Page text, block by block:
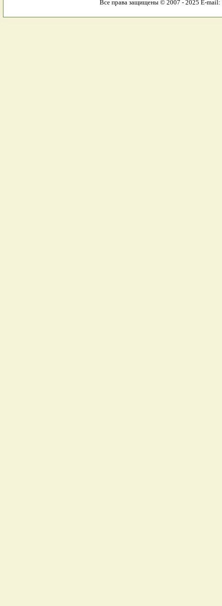
Все права защищены © 2007 - 2025 E-mail: